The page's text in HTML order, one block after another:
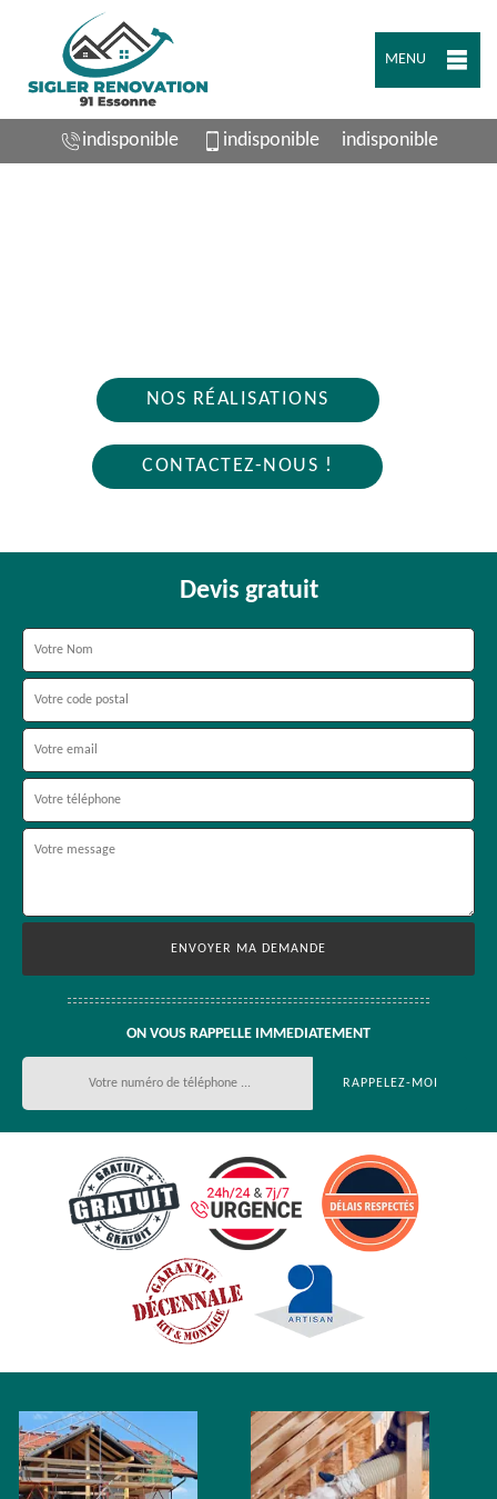
MENU
indisponible indisponible indisponible
NOS RÉALISATIONS
CONTACTEZ-NOUS !
Devis gratuit
ON VOUS RAPPELLE IMMEDIATEMENT